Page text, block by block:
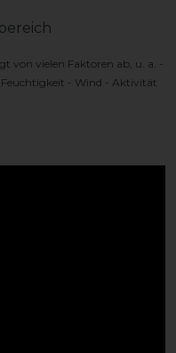
von vielen Faktoren ab, u. a. -
Feuchtigkeit - Wind - Aktivität